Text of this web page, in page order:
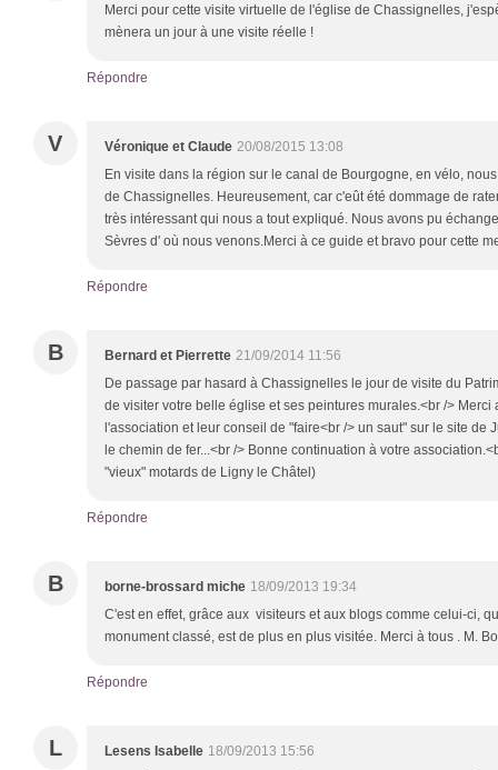
Merci pour cette visite virtuelle de l'église de Chassignelles,
mènera un jour à une visite réelle !
Répondre
V Véronique et Claude 20/08/2015 13:08
En visite dans la région sur le canal de Bourgogne, en vélo,
de Chassignelles. Heureusement, car c'eût été dommage de
très intéressant qui nous a tout expliqué. Nous avons pu
Sèvres d' où nous venons.Merci à ce guide et bravo pour cette
Répondre
B Bernard et Pierrette 21/09/2014 11:56
De passage par hasard à Chassignelles le jour de visite du
de visiter votre belle église et ses peintures murales.<br />
l'association et leur conseil de "faire<br /> un saut" sur le site de
le chemin de fer...<br /> Bonne continuation à votre
"vieux" motards de Ligny le Châtel)
Répondre
B borne-brossard miche 18/09/2013 19:34
C'est en effet, grâce aux visiteurs et aux blogs comme celui-ci,
monument classé, est de plus en plus visitée. Merci à tous . M.
Répondre
L Lesens Isabelle 18/09/2013 15:56